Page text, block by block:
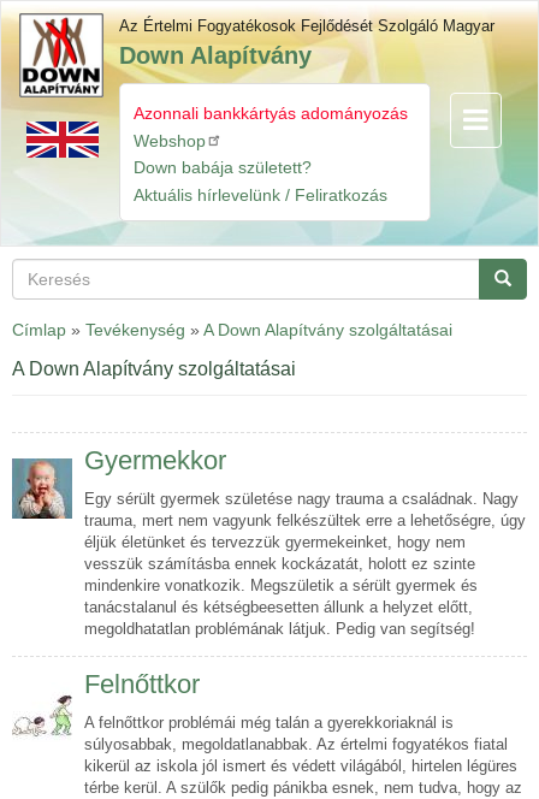
Ugrás
tartalomra
Az Értelmi Fogyatékosok Fejlődését Szolgáló Magyar
Down Alapítvány
Gyorslinkek
Azonnali bankkártyás adományozás
Webshop
Down babája született?
Aktuális hírlevelünk / Feliratkozás
Navigáció
Keresés
Címlap » Tevékenység » A Down Alapítvány szolgáltatásai
A Down Alapítvány szolgáltatásai
Gyermekkor
Egy sérült gyermek születése nagy trauma a családnak. Nagy
trauma, mert nem vagyunk felkészültek erre a lehetőségre, úgy
éljük életünket és tervezzük gyermekeinket, hogy nem
vesszük számításba ennek kockázatát, holott ez szinte
mindenkire vonatkozik. Megszületik a sérült gyermek és
tanácstalanul és kétségbeesetten állunk a helyzet előtt,
megoldhatatlan problémának látjuk. Pedig van segítség!
Felnőttkor
A felnőttkor problémái még talán a gyerekkoriaknál is
súlyosabbak, megoldatlanabbak. Az értelmi fogyatékos fiatal
kikerül az iskola jól ismert és védett világából, hirtelen légüres
térbe kerül. A szülők pedig pánikba esnek, nem tudva, hogy az